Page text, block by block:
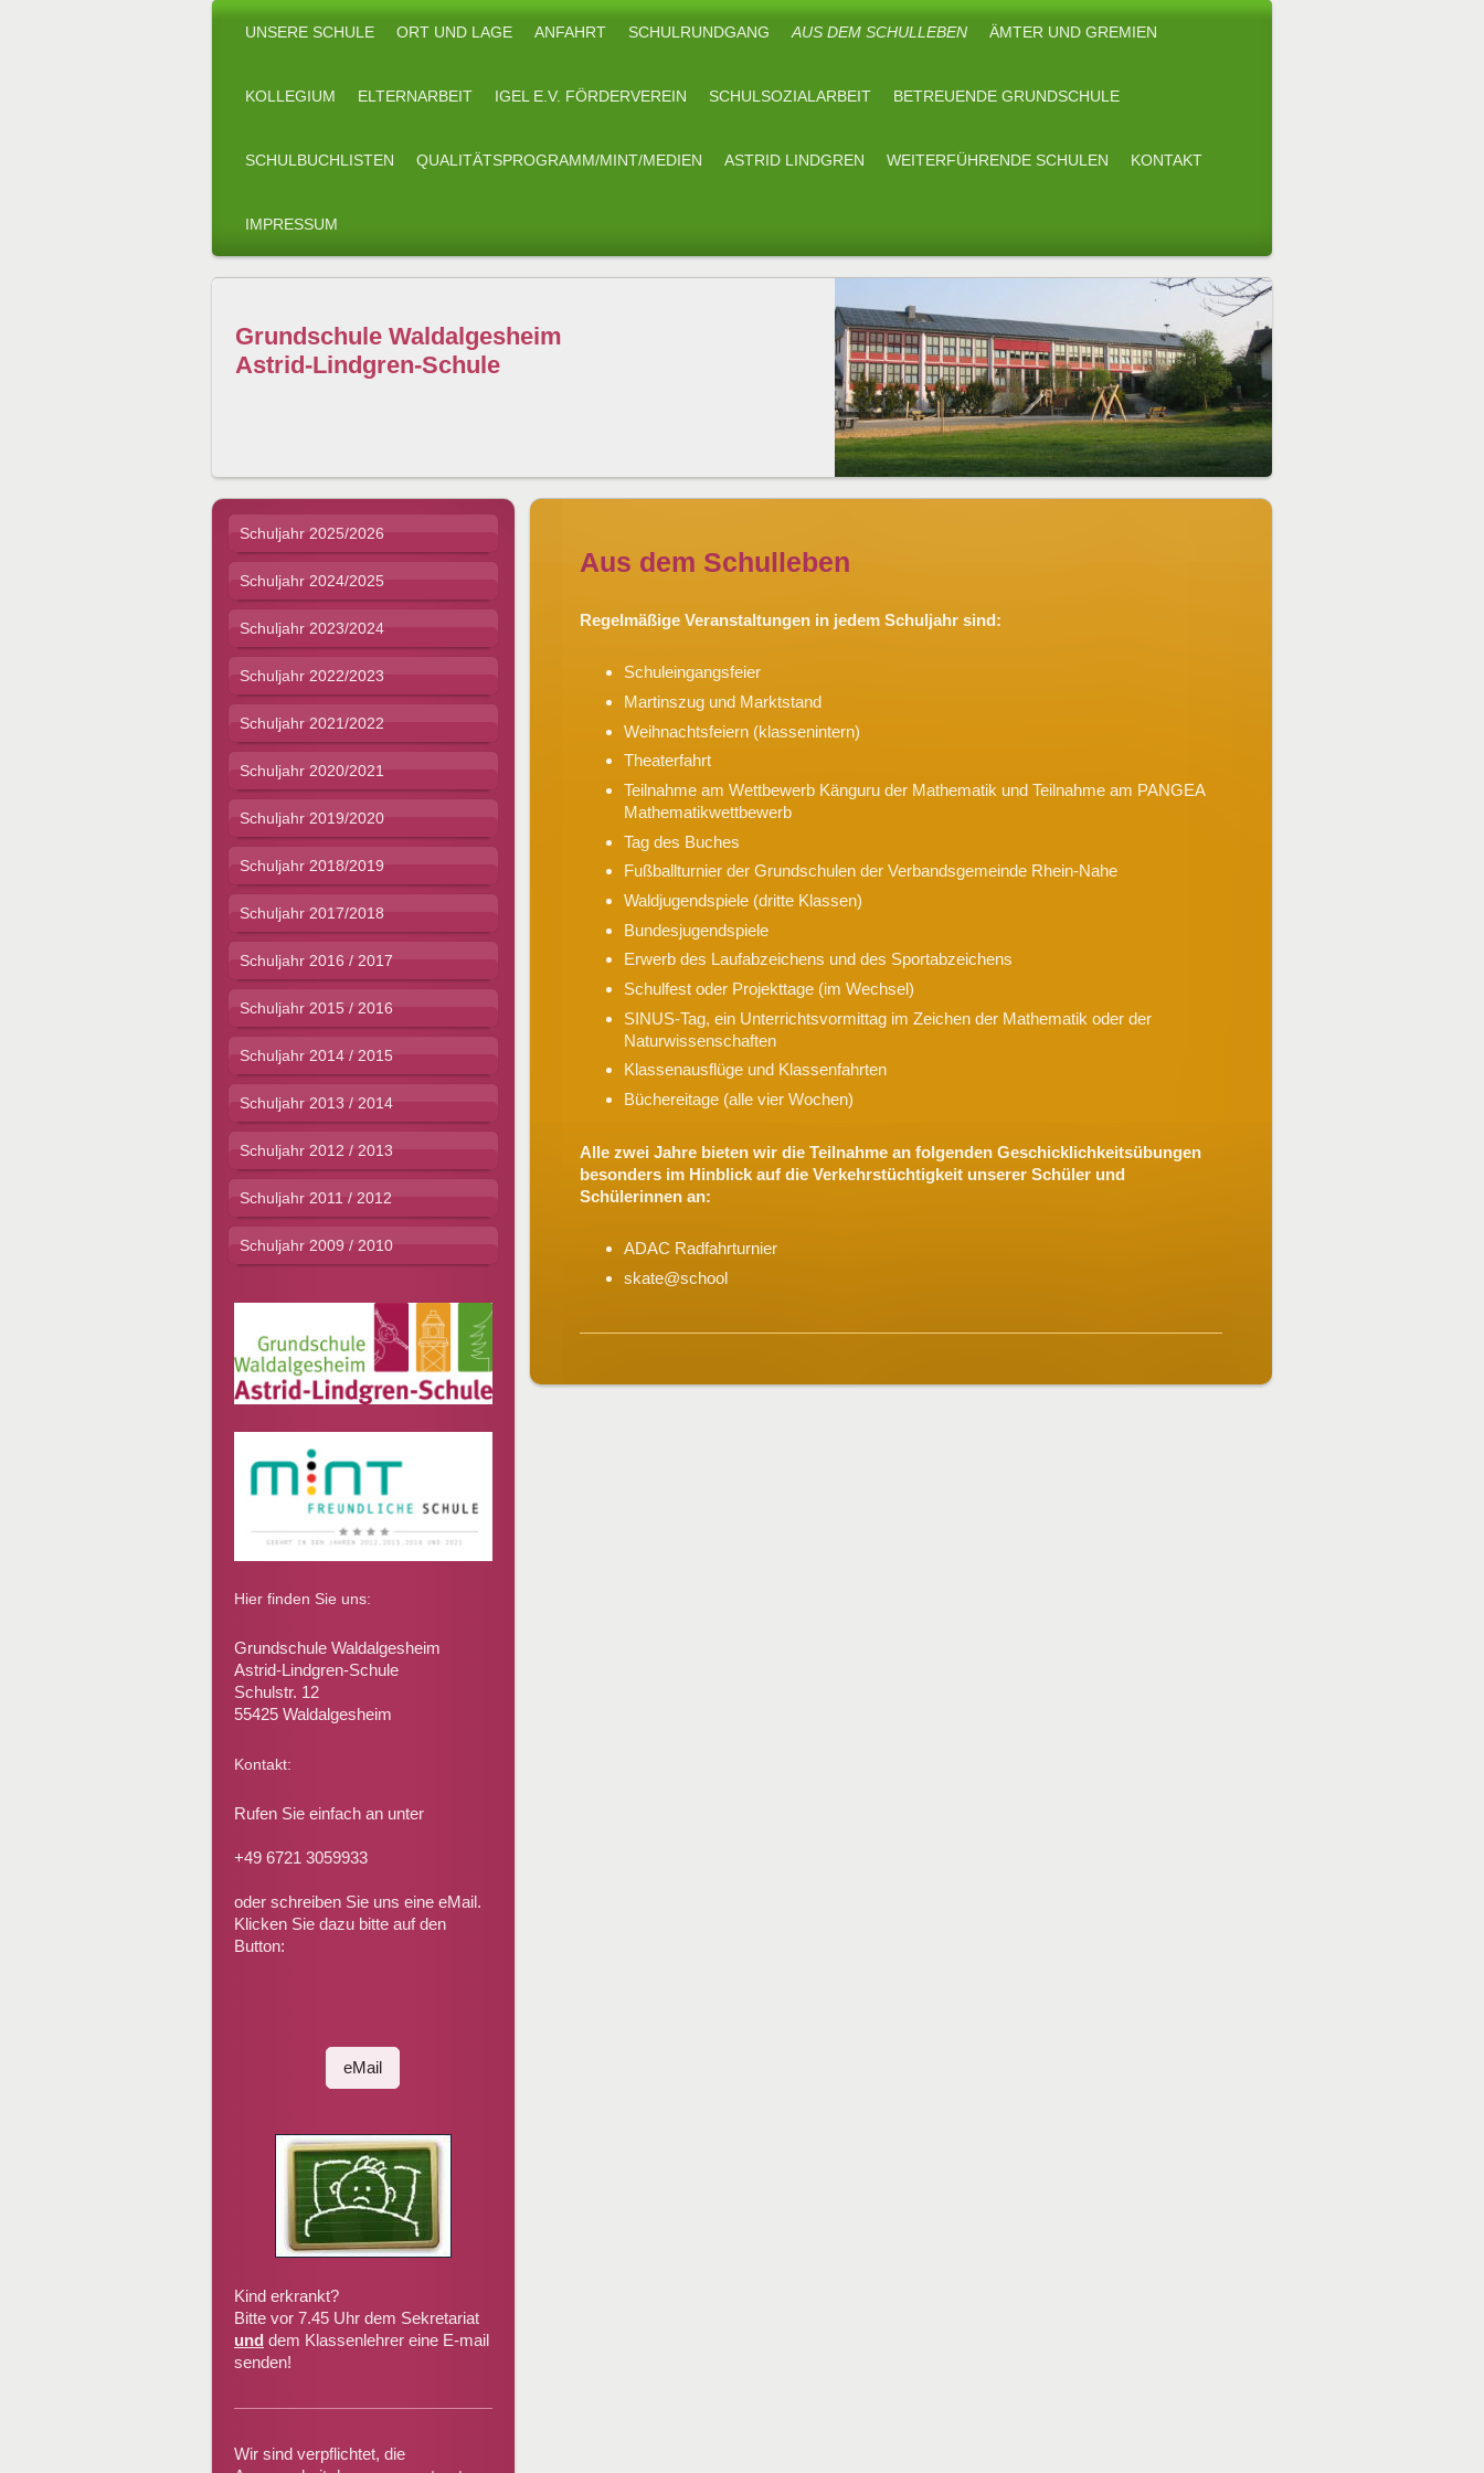
UNSERE SCHULE ORT UND LAGE ANFAHRT SCHULRUNDGANG AUS DEM SCHULLEBEN ÄMTER UND GREMIEN
KOLLEGIUM ELTERNARBEIT IGEL E.V. FÖRDERVEREIN SCHULSOZIALARBEIT BETREUENDE GRUNDSCHULE
SCHULBUCHLISTEN QUALITÄTSPROGRAMM/MINT/MEDIEN ASTRID LINDGREN WEITERFÜHRENDE SCHULEN KONTAKT
IMPRESSUM
Grundschule Waldalgesheim
Astrid-Lindgren-Schule
Aus dem Schulleben
Regelmäßige Veranstaltungen in jedem Schuljahr sind:
Schuleingangsfeier
Martinszug und Marktstand
Weihnachtsfeiern (klassenintern)
Theaterfahrt
Teilnahme am Wettbewerb Känguru der Mathematik und Teilnahme am PANGEA
Mathematikwettbewerb
Tag des Buches
Fußballturnier der Grundschulen der Verbandsgemeinde Rhein-Nahe
Waldjugendspiele (dritte Klassen)
Bundesjugendspiele
Erwerb des Laufabzeichens und des Sportabzeichens
Schulfest oder Projekttage (im Wechsel)
SINUS-Tag, ein Unterrichtsvormittag im Zeichen der Mathematik oder der
Naturwissenschaften
Klassenausflüge und Klassenfahrten
Büchereitage (alle vier Wochen)
Alle zwei Jahre bieten wir die Teilnahme an folgenden Geschicklichkeitsübungen
besonders im Hinblick auf die Verkehrstüchtigkeit unserer Schüler und
Schülerinnen an:
ADAC Radfahrturnier
skate@school
Schuljahr 2025/2026
Schuljahr 2024/2025
Schuljahr 2023/2024
Schuljahr 2022/2023
Schuljahr 2021/2022
Schuljahr 2020/2021
Schuljahr 2019/2020
Schuljahr 2018/2019
Schuljahr 2017/2018
Schuljahr 2016 / 2017
Schuljahr 2015 / 2016
Schuljahr 2014 / 2015
Schuljahr 2013 / 2014
Schuljahr 2012 / 2013
Schuljahr 2011 / 2012
Schuljahr 2009 / 2010
Hier finden Sie uns:
Grundschule Waldalgesheim
Astrid-Lindgren-Schule
Schulstr. 12
55425 Waldalgesheim
Kontakt:
Rufen Sie einfach an unter
+49 6721 3059933
oder schreiben Sie uns eine eMail.
Klicken Sie dazu bitte auf den
Button:
eMail
Kind erkrankt?
Bitte vor 7.45 Uhr dem Sekretariat
und dem Klassenlehrer eine E-mail
senden!
Wir sind verpflichtet, die